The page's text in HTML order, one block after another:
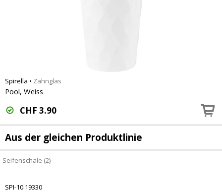
Spirella • Zahnglas
Pool, Weiss
CHF 3.90
Aus der gleichen Produktlinie
Seifenschale (2)
SPI-10.19330